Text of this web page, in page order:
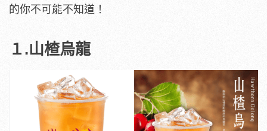
的你不可能不知道！
１.山楂烏龍